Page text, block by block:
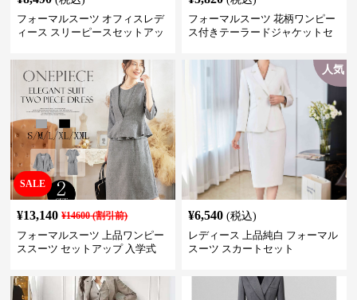
フォーマルスーツ オフィスレデ
ィース スリーピースセットアッ
フォーマルスーツ 花柄ワンピー
ス付きテーラードジャケットセ
SALE
¥13,140 ¥14600(割引前)
フォーマルスーツ 上品ワンピー
ススーツ セットアップ 入学式
人気
¥6,540 (税込)
レディース 上品純白 フォーマル
スーツ スカートセット